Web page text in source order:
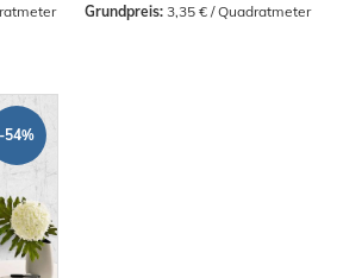
Grundpreis: 3,35 € / Quadratmeter
-54%